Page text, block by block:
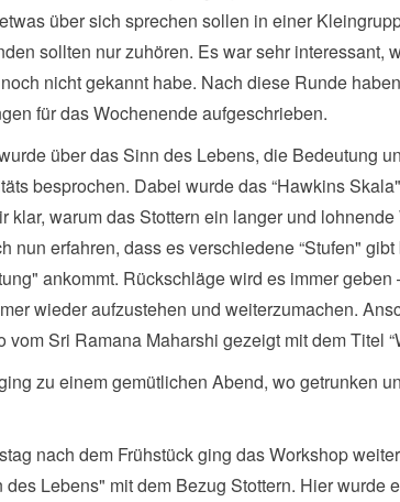
über sich sprechen sollen in einer
sollten nur zuhören. Es war sehr interessant,
nicht gekannt habe. Nach diese Runde
für das Wochenende aufgeschrieben.
über das Sinn des Lebens, die Bedeutung
besprochen. Dabei wurde das “Hawkins
klar, warum das Stottern ein langer und
nun erfahren, dass es verschiedene “Stufen"
ankommt. Rückschläge wird es immer
wieder aufzustehen und weiterzumachen.
vom Sri Ramana Maharshi gezeigt mit dem Titel
zu einem gemütlichen Abend, wo getrunken
nach dem Frühstück ging das Workshop
des Lebens" mit dem Bezug Stottern. Hier wurde